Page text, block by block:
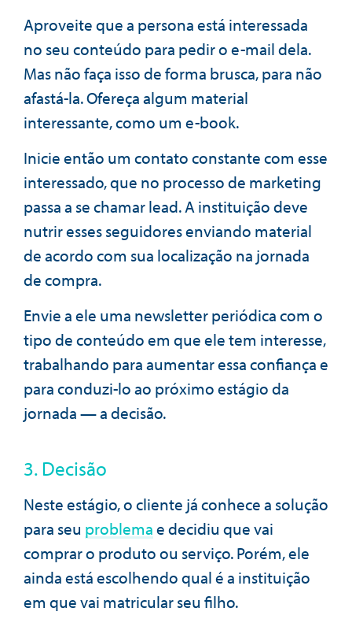
Aproveite que a persona está interessada
no seu conteúdo para pedir o e-mail dela.
Mas não faça isso de forma brusca, para não
afastá-la. Ofereça algum material
interessante, como um e-book.
Inicie então um contato constante com esse
interessado, que no processo de marketing
passa a se chamar lead. A instituição deve
nutrir esses seguidores enviando material
de acordo com sua localização na jornada
de compra.
Envie a ele uma newsletter periódica com o
tipo de conteúdo em que ele tem interesse,
trabalhando para aumentar essa confiança e
para conduzi-lo ao próximo estágio da
jornada — a decisão.
3. Decisão
Neste estágio, o cliente já conhece a solução
para seu problemae decidiu que vai
comprar o produto ou serviço. Porém, ele
ainda está escolhendo qual é a instituição
em que vai matricular seu filho.